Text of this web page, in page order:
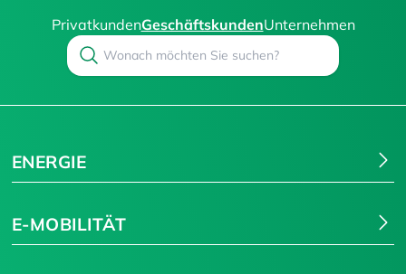
PrivatkundenGeschäftskundenUnternehmen
Search
ENERGIE
E-MOBILITÄT